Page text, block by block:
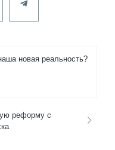
новая реальность?
реформу с